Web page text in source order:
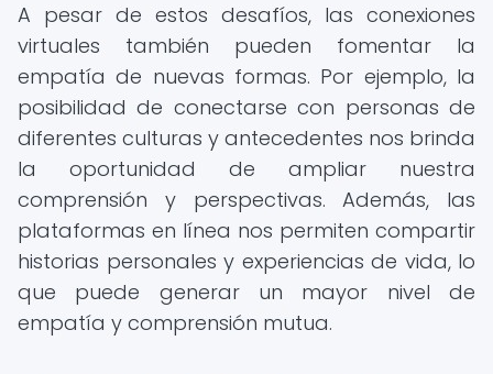
A pesar de estos desafíos, las conexiones
virtuales también pueden fomentar la
empatía de nuevas formas. Por ejemplo, la
posibilidad de conectarse con personas de
diferentes culturas y antecedentes nos brinda
la oportunidad de ampliar nuestra
comprensión y perspectivas. Además, las
plataformas en línea nos permiten compartir
historias personales y experiencias de vida, lo
que puede generar un mayor nivel de
empatía y comprensión mutua.